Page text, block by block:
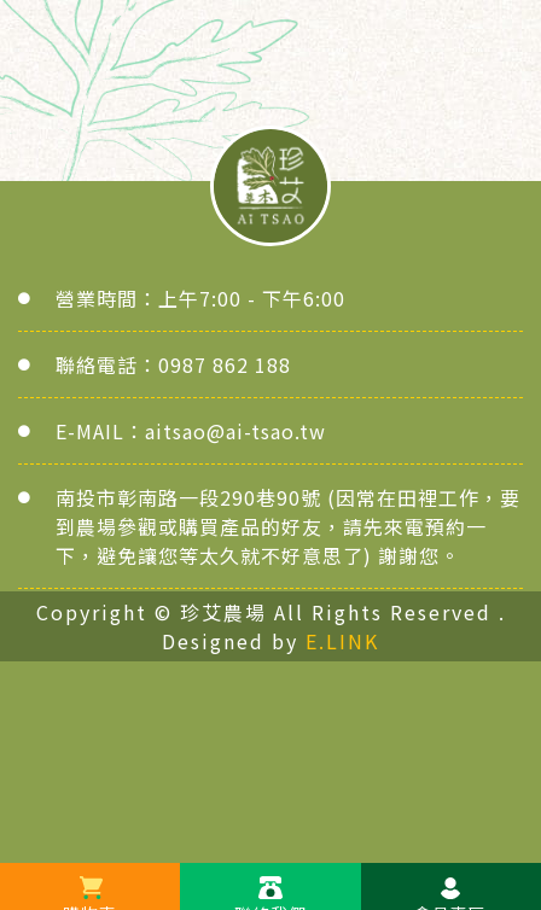
營業時間：上午7:00 - 下午6:00
聯絡電話：0987 862 188
E-MAIL： aitsao@ai-tsao.tw
南投市彰南路一段290巷90號 (因常在田裡工作，要
到農場參觀或購買產品的好友，請先來電預約一
下，避免讓您等太久就不好意思了) 謝謝您。
Copyright © 珍艾農場 All Rights Reserved .
Designed by E.LINK